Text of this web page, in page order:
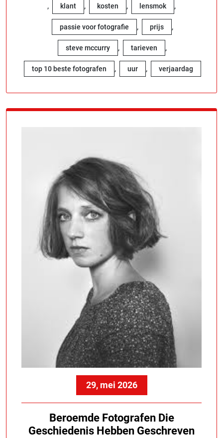
, klant , kosten , lensmok ,
passie voor fotografie , prijs ,
steve mccurry , tarieven ,
top 10 beste fotografen , uur , verjaardag
29, mei 2026
Beroemde Fotografen Die
Geschiedenis Hebben Geschreven